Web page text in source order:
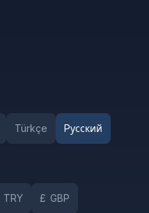
Türkçe Pусский
TRY £ GBP